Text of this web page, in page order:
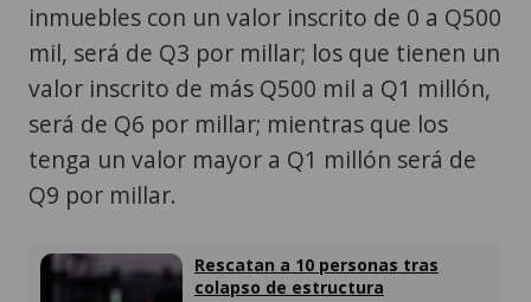
inmuebles con un valor inscrito de 0 a Q500
mil, será de Q3 por millar; los que tienen un
valor inscrito de más Q500 mil a Q1 millón,
será de Q6 por millar; mientras que los
tenga un valor mayor a Q1 millón será de
Q9 por millar.
Rescatan a 10 personas tras
colapso de estructura